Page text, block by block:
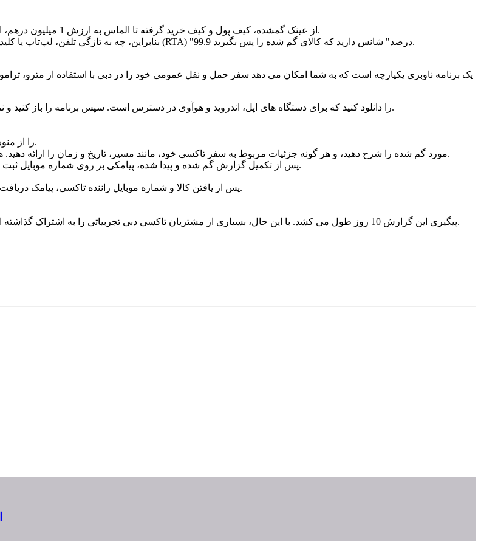
از عینک گمشده، کیف پول و کیف خرید گرفته تا الماس به ارزش 1 میلیون درهم، اقلام مختلفی هستند که توسط رانندگان تاکسی دبی به مشتریان بازگردانده شده است.
بنابراین، چه به تازگی تلفن، لپ‌تاپ یا کلیدهای خود را در تاکسی دبی فراموش کرده باشید، طبق گفته اداره راه و حمل‌ونقل دبی (RTA) "99.9 درصد" شانس دارید که کالای گم شده را پس بگیرید.
• برنامه ‘S’hail’ را دانلود کنید که برای دستگاه های اپل، اندروید و هوآوی در دسترس است. سپس برنامه را باز کنید و نماد منو در گوشه سمت راست بالای صفحه موبایل خود را انتخاب کنید.
• در مرحله بعد، گزینه «Taxi Lost and Found» را از منوی کشویی در دسته بازخورد انتخاب کنید.
• مورد گم شده را شرح دهید، و هر گونه جزئیات مربوط به سفر تاکسی خود، مانند مسیر، تاریخ و زمان را ارائه دهید. همچنین می توانید رسید سفر را ارائه دهید. سپس، روی «ارسال بازخورد» ضربه بزنید.
• پس از تکمیل گزارش گم شده و پیدا شده، پیامکی بر روی شماره موبایل ثبت شده خود دریافت می کنید که به شما امکان می دهد وضعیت گزارش را پیگیری کنید.
پس از یافتن کالا و شماره موبایل راننده تاکسی، پیامک دریافت خواهید کرد. سپس راننده مورد را در مکان فعلی یا نقطه ملاقات به شما برمی گرداند.
طبق برنامه S’hail، پیگیری این گزارش 10 روز طول می کشد. با این حال، بسیاری از مشتریان تاکسی دبی تجربیاتی را به اشتراک گذاشته اند که اقلام آنها ظرف چند ساعت یا چند روز بازگردانده شده است.